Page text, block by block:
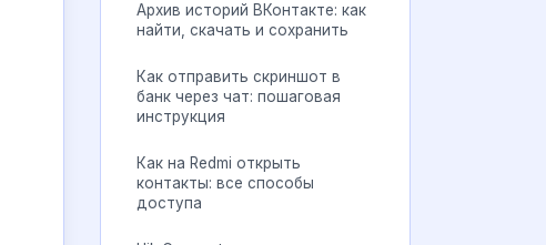
Архив историй ВКонтакте: как
найти, скачать и сохранить
Как отправить скриншот в
банк через чат: пошаговая
инструкция
Как на Redmi открыть
контакты: все способы
доступа